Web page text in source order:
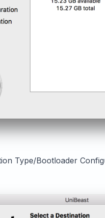
Type/Bootloader